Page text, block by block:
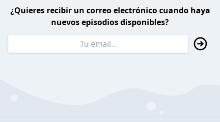
¿Quieres recibir un correo electrónico cuando haya
nuevos episodios disponibles?